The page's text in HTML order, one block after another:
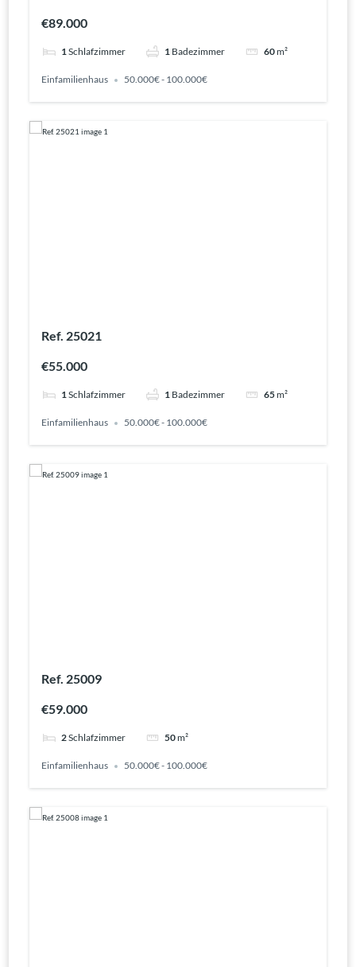
€89.000
1Schlafzimmer 1 Badezimmer 60m²
Einfamilienhaus 50.000€ - 100.000€
Ref. 25021
€55.000
1Schlafzimmer 1 Badezimmer 65m²
Einfamilienhaus 50.000€ - 100.000€
Ref. 25009
€59.000
2Schlafzimmer 50m²
Einfamilienhaus 50.000€ - 100.000€